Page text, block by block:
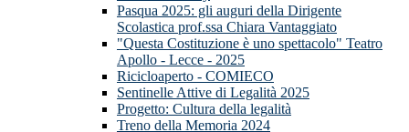
Pasqua 2025: gli auguri della Dirigente
Scolastica prof.ssa Chiara Vantaggiato
"Questa Costituzione è uno spettacolo" Teatro
Apollo - Lecce - 2025
Ricicloaperto - COMIECO
Sentinelle Attive di Legalità 2025
Progetto: Cultura della legalità
Treno della Memoria 2024